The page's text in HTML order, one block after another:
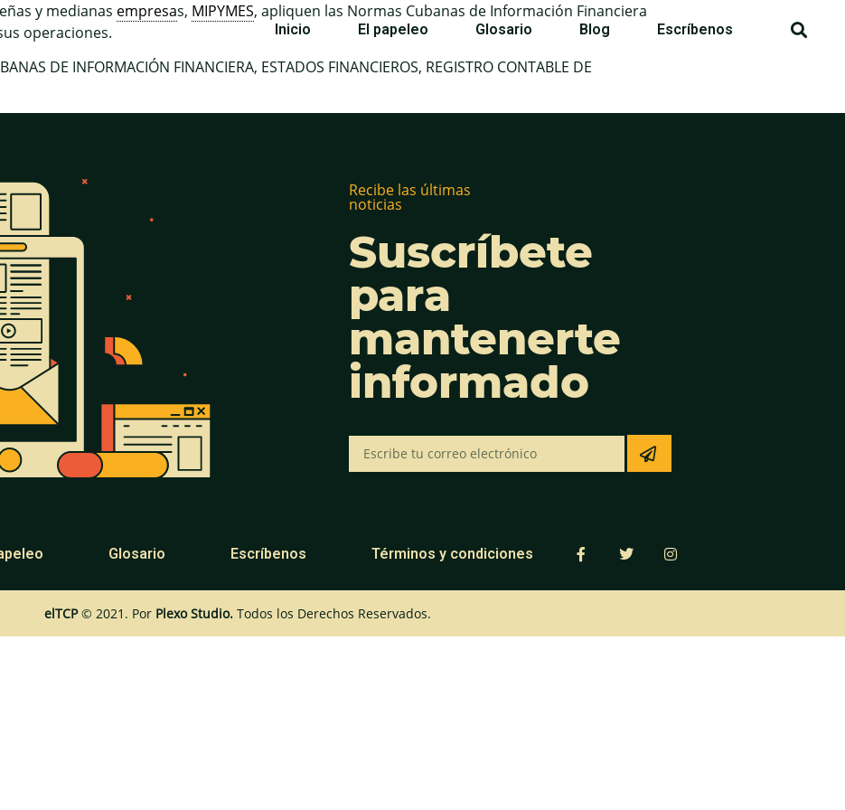
Inicio El papeleo Glosario Blog Escríbenos
y medianas empresas, MIPYMES, apliquen las Normas Cubanas de Información Financiera
operaciones.
DE INFORMACIÓN FINANCIERA, ESTADOS FINANCIEROS, REGISTRO CONTABLE DE
Recibe las últimas
noticias
Suscríbete
para
mantenerte
informado
Glosario Escríbenos Términos y condiciones
elTCP© 2021. Por Plexo Studio. Todos los Derechos Reservados.